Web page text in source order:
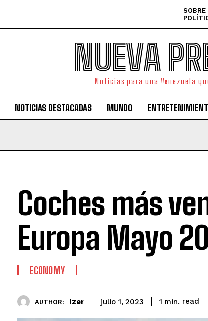
SOBRE
NUEVA
Noticias para una Venezuela
NOTICIAS DESTACADAS MUNDO
Coches más
Europa Mayo
ECONOMY
AUTHOR: Izer julio 1, 2023 1 min. read